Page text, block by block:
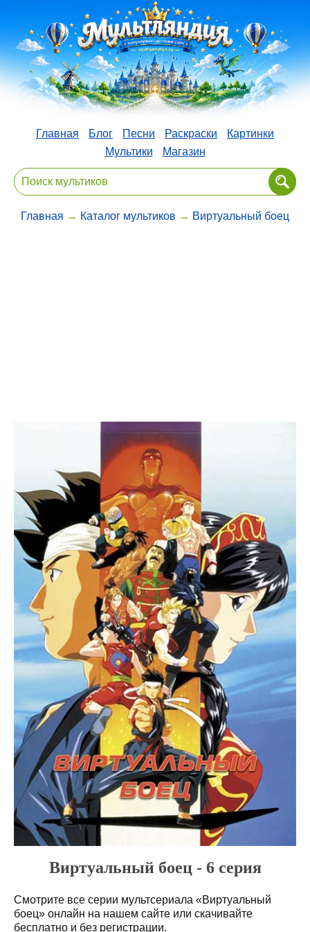
Главная Блог Песни Раскраски
Картинки
Мультики
Магазин
Главная → Каталог мультиков → Виртуальный боец
Виртуальный боец - 6 серия
Смотрите все серии мультсериала «Виртуальный
боец» онлайн на нашем сайте или скачивайте
бесплатно и без регистрации.